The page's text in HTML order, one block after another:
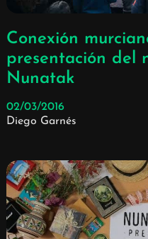
Conexión
presentación del
Nunatak
02/03/2016
Diego Garnés